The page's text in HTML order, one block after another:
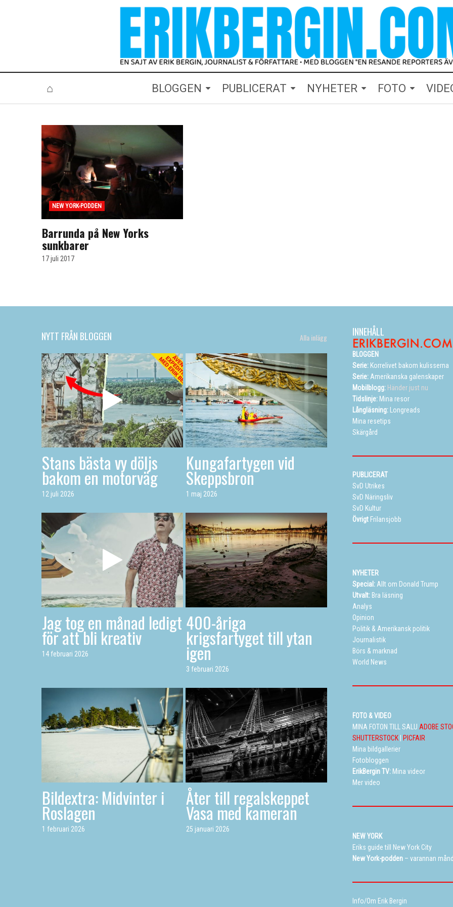
BLOGGEN PUBLICERAT NYHETER FOTO
⌂
NEW YORK-PODDEN
Barrunda på New Yorks
sunkbarer
17 juli 2017
NYTT FRÅN BLOGGEN Alla inlägg
Stans bästa vy döljs
bakom en motorväg
12 juli 2026
Kungafartygen vid
Skeppsbron
1 maj 2026
Jag tog en månad ledigt
för att bli kreativ
14 februari 2026
400-åriga
krigsfartyget till ytan
igen
3 februari 2026
Bildextra: Midvinter i
Roslagen
1 februari 2026
Åter till regalskeppet
Vasa med kameran
25 januari 2026
INNEHÅLL
BLOGGEN
Serie: Korrelivet bakom kulisserna
Serie: Amerikanska galenskaper
Mobilblogg: Händer just nu
Tidslinje: Mina resor
Långläsning:
Longreads
Mina resetips
Skärgård
PUBLICERAT
SvD Utrikes
SvD Näringsliv
SvD Kultur
Övrigt Frilansjobb
NYHETER
Special: Allt om Donald Trump
Utvalt: Bra läsning
Analys
Opinion
Politik & Amerikansk politik
Journalistik
Börs & marknad
World News
FOTO & VIDEO
MINA FOTON TILL SALU ADOBE
SHUTTERSTOCK
PICFAIR
Mina bildgallerier
Fotobloggen
ErikBergin TV: Mina videor
Mer video
NEW YORK
Eriks guide till New York City
New York-podden – varannan
Info/Om Erik Bergin